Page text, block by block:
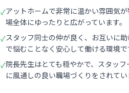
✓アットホームで非常に温かい雰囲気
場全体にゆったりと広がっています。
✓スタッフ同士の仲が良く、お互いに
で悩むことなく安心して働ける環境で
✓院長先生はとても穏やかで、スタッ
に風通しの良い職場づくりをされてい